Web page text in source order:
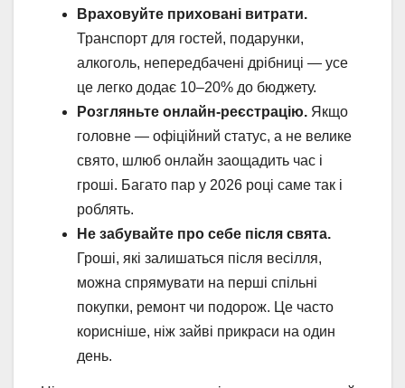
Враховуйте приховані витрати.
Транспорт для гостей, подарунки,
алкоголь, непередбачені дрібниці — усе
це легко додає 10–20% до бюджету.
Розгляньте онлайн-реєстрацію. Якщо
головне — офіційний статус, а не велике
свято, шлюб онлайн заощадить час і
гроші. Багато пар у 2026 році саме так і
роблять.
Не забувайте про себе після свята.
Гроші, які залишаться після весілля,
можна спрямувати на перші спільні
покупки, ремонт чи подорож. Це часто
корисніше, ніж зайві прикраси на один
день.